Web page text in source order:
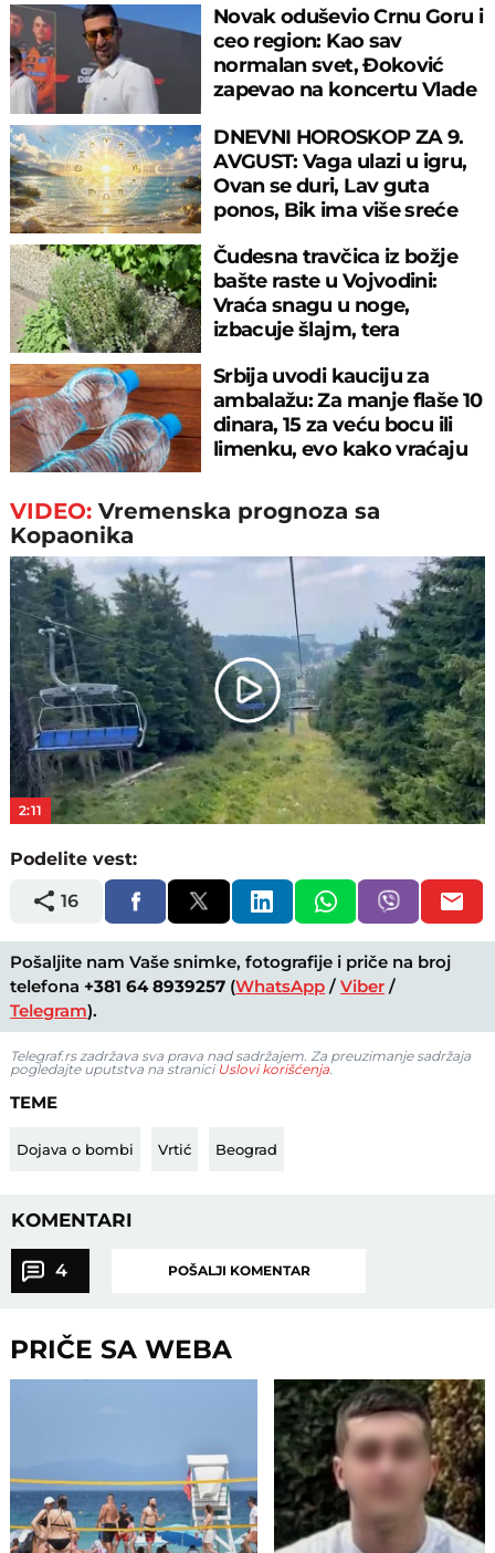
Novak oduševio Crnu Goru i
ceo region: Kao sav
normalan svet, Đoković
zapevao na koncertu Vlade
DNEVNI HOROSKOP ZA 9.
AVGUST: Vaga ulazi u igru,
Ovan se duri, Lav guta
ponos, Bik ima više sreće
Čudesna travčica iz božje
bašte raste u Vojvodini:
Vraća snagu u noge,
izbacuje šlajm, tera
Srbija uvodi kauciju za
ambalažu: Za manje flaše 10
dinara, 15 za veću bocu ili
limenku, evo kako vraćaju
VIDEO:Vremenska prognoza sa
Kopaonika
Play
Video
2:11
Podelite vest:
16
Pošaljite nam Vaše snimke, fotografije i priče na broj
telefona +381 64 8939257 (WhatsApp /Viber /
Telegram).
Telegraf.rs zadržava sva prava nad sadržajem. Za preuzimanje sadržaja
pogledajte uputstva na stranici Uslovi korišćenja.
TEME
Dojava o bombi Vrtić Beograd
KOMENTARI
4 POŠALJI KOMENTAR
PRIČE SA WEBA